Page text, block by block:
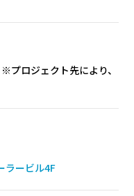
ロジェクト先により、
ラービル4F